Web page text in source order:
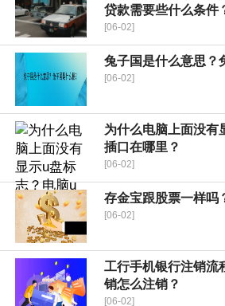
贷款需要些什么条件
[06-02]
兔子国是什么意思？
[06-02]
为什么电脑上面没
插口在哪里？
[06-02]
存金宝跟股票一样吗
[06-02]
工行手机银行注销流
销怎么注销？
[06-02]